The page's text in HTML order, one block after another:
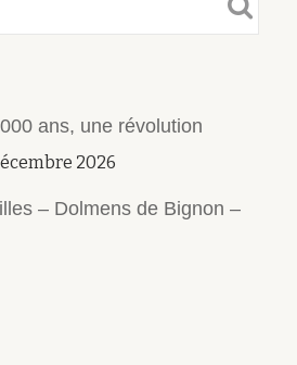
ans, une révolution
2026
– Dolmens de Bignon –